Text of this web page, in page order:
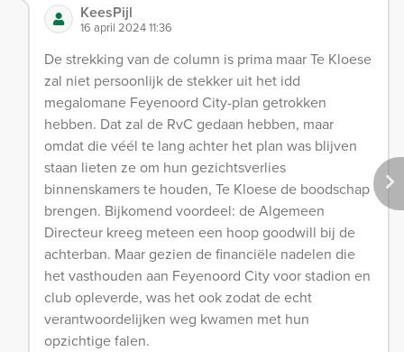
KeesPijl
16 april 2024 11:36
De strekking van de column is prima maar Te Kloese
zal niet persoonlijk de stekker uit het idd
megalomane Feyenoord City-plan getrokken
hebben. Dat zal de RvC gedaan hebben, maar
omdat die véél te lang achter het plan was blijven
staan lieten ze om hun gezichtsverlies
binnenskamers te houden, Te Kloese de boodschap
brengen. Bijkomend voordeel: de Algemeen
Directeur kreeg meteen een hoop goodwill bij de
achterban. Maar gezien de financiële nadelen die
het vasthouden aan Feyenoord City voor stadion en
club opleverde, was het ook zodat de echt
verantwoordelijken weg kwamen met hun
opzichtige falen.